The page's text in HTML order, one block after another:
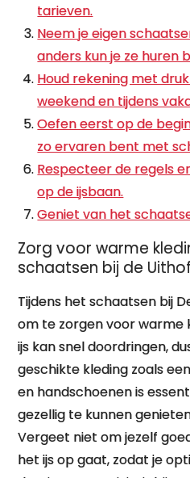
tarieven.
Neem je eigen
anders kun je ze huren
Houd rekening met
weekend en tijdens
Oefen eerst op de
zo ervaren bent met
Respecteer de regels
op de ijsbaan.
Geniet van het
Zorg voor warme
schaatsen bij de
Tijdens het schaatsen bij
om te zorgen voor warme
ijs kan snel doordringen,
geschikte kleding zoals
en handschoenen is
gezellig te kunnen
Vergeet niet om jezelf
het ijs op gaat, zodat je